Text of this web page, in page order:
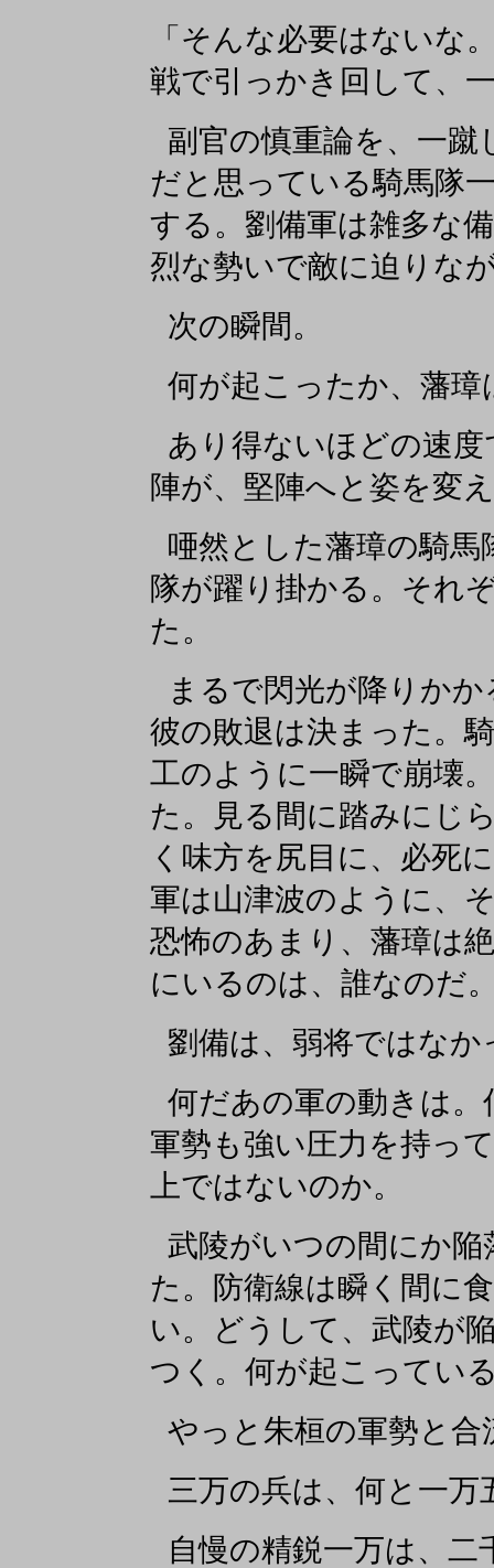
「そんな必要はない
戦で引っかき回して、
副官の慎重論を、一蹴
だと思っている騎馬隊
する。劉備軍は雑多な
烈な勢いで敵に迫りな
次の瞬間。
何が起こったか、藩
あり得ないほどの速
陣が、堅陣へと姿を変
唖然とした藩璋の騎
隊が躍り掛かる。それ
た。
まるで閃光が降りか
彼の敗退は決まった。
工のように一瞬で崩壊
た。見る間に踏みにじ
く味方を尻目に、必死
軍は山津波のように、
恐怖のあまり、藩璋は
にいるのは、誰なのだ
劉備は、弱将ではなか
何だあの軍の動きは
軍勢も強い圧力を持っ
上ではないのか。
武陵がいつの間にか
た。防衛線は瞬く間に
い。どうして、武陵が
つく。何が起こってい
やっと朱桓の軍勢と合
三万の兵は、何と一
自慢の精鋭一万は、